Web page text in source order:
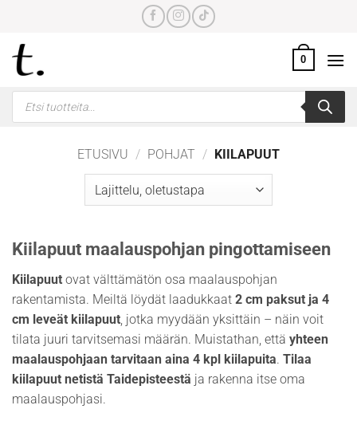
content
0
Products
search
ETUSIVU / POHJAT / KIILAPUUT
Kiilapuut maalauspohjan pingottamiseen
Kiilapuut ovat välttämätön osa maalauspohjan
rakentamista. Meiltä löydät laadukkaat 2 cm paksut ja 4
cm leveät kiilapuut, jotka myydään yksittäin – näin voit
tilata juuri tarvitsemasi määrän. Muistathan, että yhteen
maalauspohjaan tarvitaan aina 4 kpl kiilapuita. Tilaa
kiilapuut netistä Taidepisteestä ja rakenna itse oma
maalauspohjasi.